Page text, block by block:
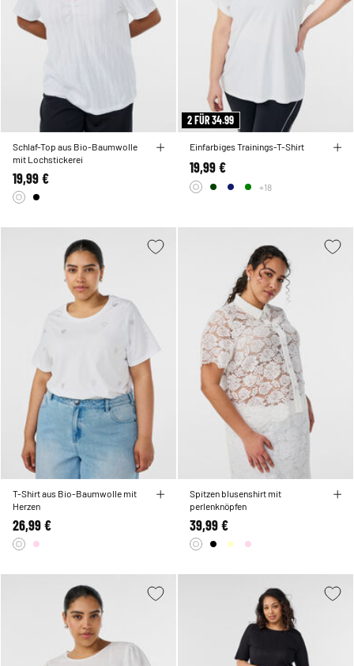
Schlaf-Top aus Bio-Baumwolle
mit Lochstickerei
19,99 €
2 FÜR 34.99
Einfarbiges Trainings-T-Shirt
19,99 €
+18
T-Shirt aus Bio-Baumwolle mit
Herzen
26,99 €
Spitzen blusenshirt mit
perlenknöpfen
39,99 €